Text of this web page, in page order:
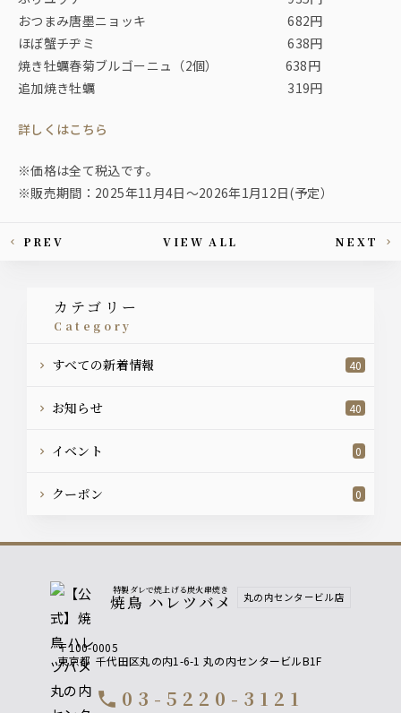
おつまみ唐墨ニョッキ 682円
ほぼ蟹チヂミ 638円
焼き牡蠣春菊ブルゴーニュ（2個） 638円
追加焼き牡蠣 319円
詳しくはこちら
※価格は全て税込です。
※販売期間：2025年11月4日〜2026年1月12日(予定）
This article's paging
PREV VIEW ALL NEXT
カテゴリー
category
すべての新着情報 40
お知らせ 40
イベント 0
クーポン 0
特製ダレで焼上げる炭火串焼き
焼鳥 ハレツバメ 丸の内センタービル店
〒100-0005
東京都 千代田区丸の内1-6-1 丸の内センタービルB1F
call 03-5220-3121